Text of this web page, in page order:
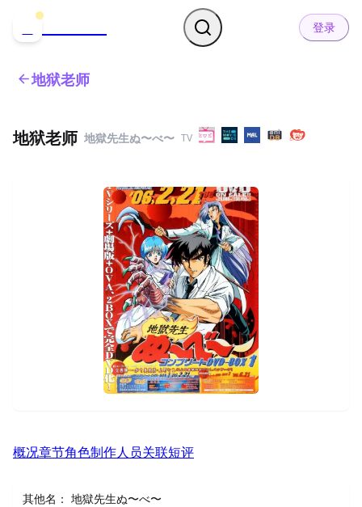
登录
地狱老师
地狱老师 地獄先生ぬ〜べ〜 TV
概况章节角色制作人员关联短评
其他名： 地獄先生ぬ〜べ〜